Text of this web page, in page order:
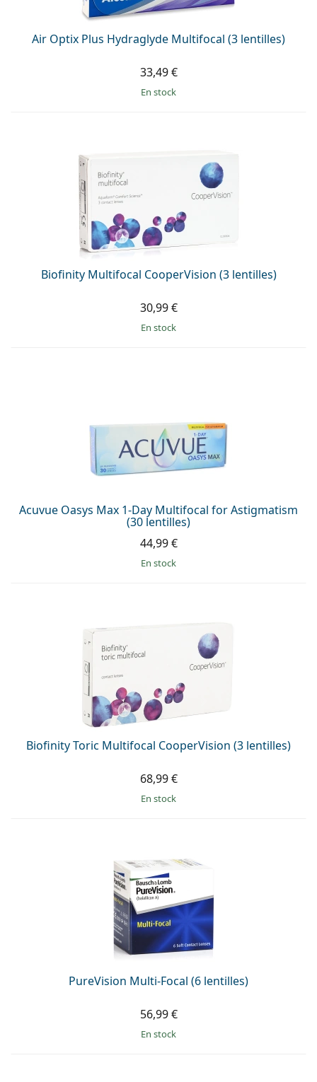
Air Optix Plus Hydraglyde Multifocal (3 lentilles)
33,49 €
en stock
Biofinity Multifocal CooperVision (3 lentilles)
30,99 €
en stock
Acuvue Oasys Max 1-Day Multifocal for Astigmatism
(30 lentilles)
44,99 €
en stock
Biofinity Toric Multifocal CooperVision (3 lentilles)
68,99 €
en stock
PureVision Multi-Focal (6 lentilles)
56,99 €
en stock